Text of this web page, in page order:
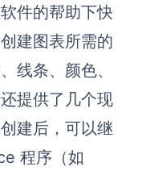
件的帮助下快
建图表所需的
线条、颜色、
提供了几个现
建后，可以继
程序（如